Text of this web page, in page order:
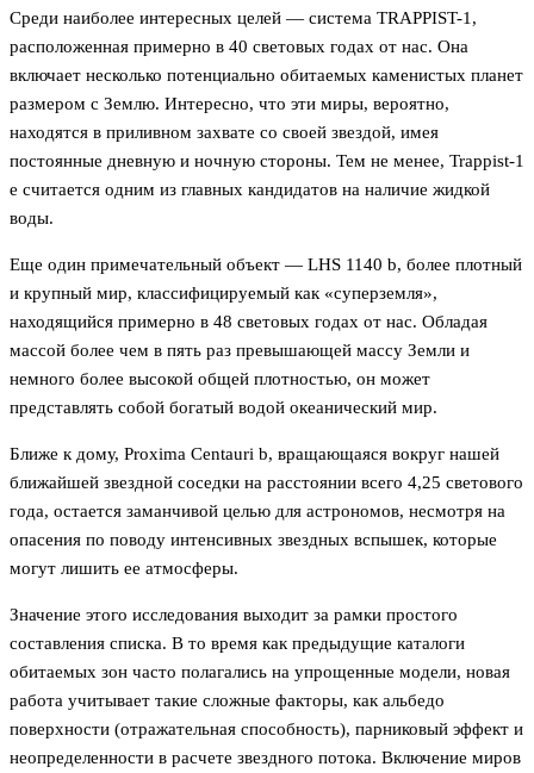
Среди наиболее интересных целей — система TRAPPIST-1,
расположенная примерно в 40 световых годах от нас. Она
включает несколько потенциально обитаемых каменистых планет
размером с Землю. Интересно, что эти миры, вероятно,
находятся в приливном захвате со своей звездой, имея
постоянные дневную и ночную стороны. Тем не менее, Trappist-1
e считается одним из главных кандидатов на наличие жидкой
воды.
Еще один примечательный объект — LHS 1140 b, более плотный
и крупный мир, классифицируемый как «суперземля»,
находящийся примерно в 48 световых годах от нас. Обладая
массой более чем в пять раз превышающей массу Земли и
немного более высокой общей плотностью, он может
представлять собой богатый водой океанический мир.
Ближе к дому, Proxima Centauri b, вращающаяся вокруг нашей
ближайшей звездной соседки на расстоянии всего 4,25 светового
года, остается заманчивой целью для астрономов, несмотря на
опасения по поводу интенсивных звездных вспышек, которые
могут лишить ее атмосферы.
Значение этого исследования выходит за рамки простого
составления списка. В то время как предыдущие каталоги
обитаемых зон часто полагались на упрощенные модели, новая
работа учитывает такие сложные факторы, как альбедо
поверхности (отражательная способность), парниковый эффект и
неопределенности в расчете звездного потока. Включение миров